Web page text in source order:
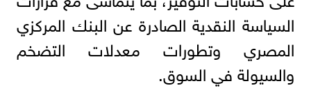
السياسة النقدية الصادرة عن البنك المركزي
المصري وتطورات معدلات التضخم
والسيولة في السوق.